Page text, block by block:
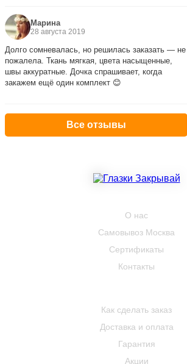
Марина
28 августа 2019
Долго сомневалась, но решилась заказать — не
пожалела. Ткань мягкая, цвета насыщенные,
швы аккуратные. Дочка спрашивает, когда
закажем ещё один комплект 😊
Все отзывы
О нас
Самовывоз Москва
Сертификаты
Контакты
Как сделать заказ
Доставка и оплата
Гарантия
Акции